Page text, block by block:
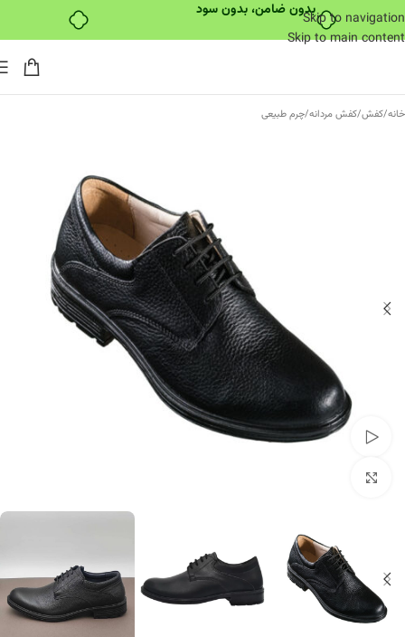
بدون ضامن، بدون سودSkip to navigation
Skip to main content
خانه/کفش/کفش مردانه/چرم طبیعی
تماشای ویدئو